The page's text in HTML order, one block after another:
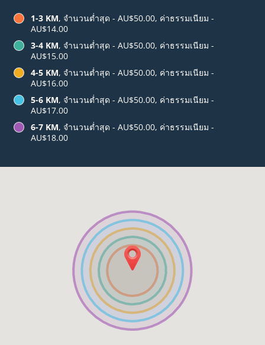
1-3 KM, จำนวนต่ำสุด - AU$50.00, ค่าธรรมเนียม -
AU$14.00
3-4 KM, จำนวนต่ำสุด - AU$50.00, ค่าธรรมเนียม -
AU$15.00
4-5 KM, จำนวนต่ำสุด - AU$50.00, ค่าธรรมเนียม -
AU$16.00
5-6 KM, จำนวนต่ำสุด - AU$50.00, ค่าธรรมเนียม -
AU$17.00
6-7 KM, จำนวนต่ำสุด - AU$50.00, ค่าธรรมเนียม -
AU$18.00